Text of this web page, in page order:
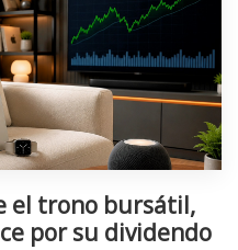
el trono bursátil,
por su dividendo